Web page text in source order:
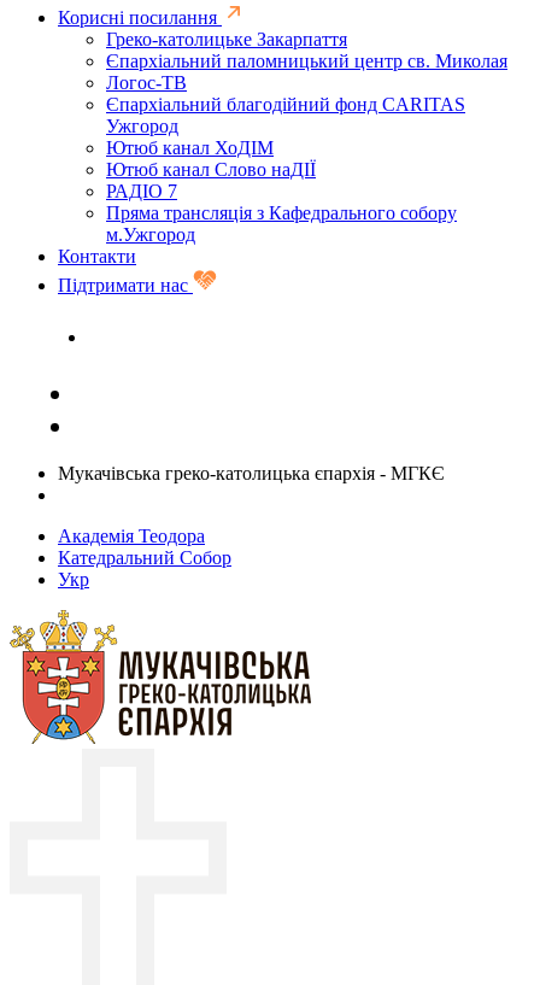
Корисні посилання
Греко-католицьке Закарпаття
Єпархіальний паломницький центр св. Миколая
Логос-ТВ
Єпархіальний благодійний фонд CARITAS
Ужгород
Ютюб канал ХоДІМ
Ютюб канал Слово наДІЇ
РАДІО 7
Пряма трансляція з Кафедрального собору
м.Ужгород
Контакти
Підтримати нас
Мукачівська греко-католицька єпархія - МГКЄ
Академія Теодора
Катедральний Собор
Укр